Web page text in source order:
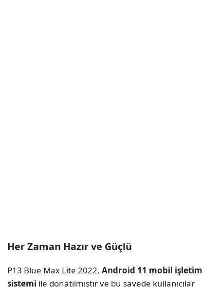
Her Zaman Hazır ve Güçlü
P13 Blue Max Lite 2022, Android 11 mobil işletim
sistemi ile donatılmıştır ve bu sayede kullanıcılar